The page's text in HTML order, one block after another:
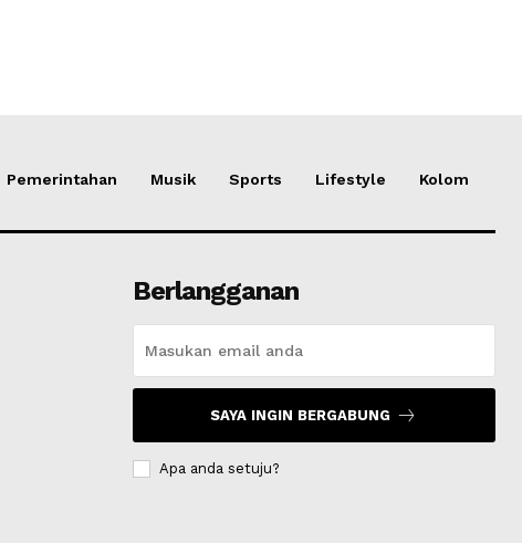
Pemerintahan Musik Sports Lifestyle Kolom
Berlangganan
SAYA INGIN BERGABUNG
Apa anda setuju?